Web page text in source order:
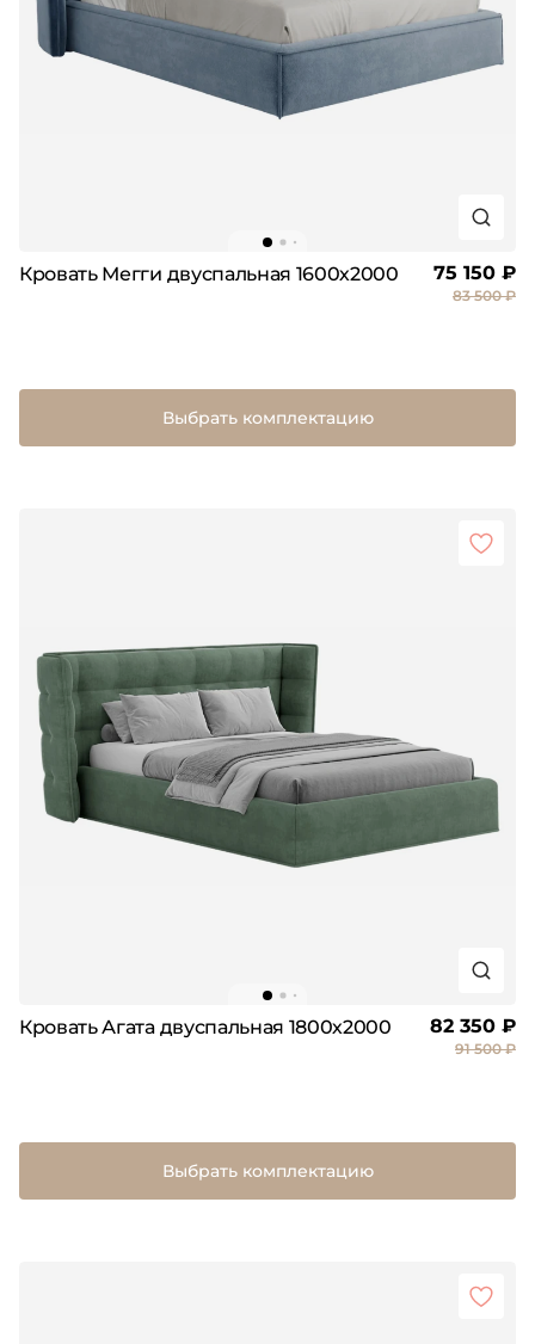
Кровать Мегги двуспальная 1600х2000 75 150 ₽
83 500 ₽
Выбрать комплектацию
Кровать Агата двуспальная 1800х2000 82 350 ₽
91 500 ₽
Выбрать комплектацию